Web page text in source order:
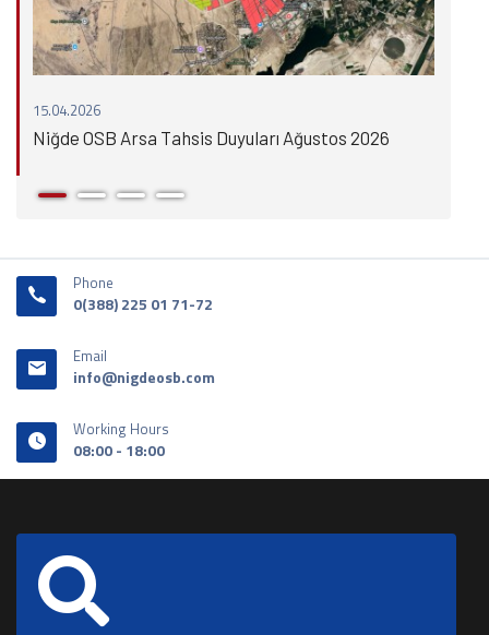
15.04.2026
Niğde OSB Arsa Tahsis Duyuları Ağustos 2026
Phone
0(388) 225 01 71-72
Email
info@nigdeosb.com
Working Hours
08:00 - 18:00